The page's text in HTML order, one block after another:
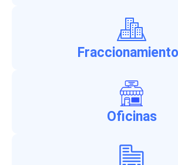
Oficinas